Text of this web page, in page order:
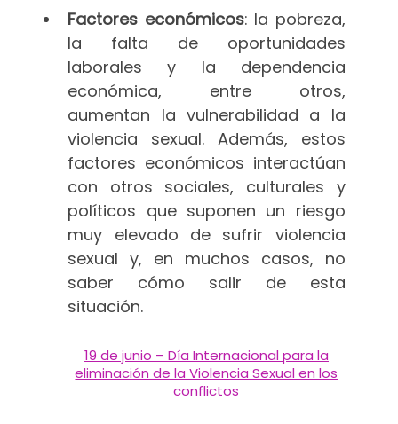
Factores económicos: la pobreza,
la falta de oportunidades
laborales y la dependencia
económica, entre otros,
aumentan la vulnerabilidad a la
violencia sexual. Además, estos
factores económicos interactúan
con otros sociales, culturales y
políticos que suponen un riesgo
muy elevado de sufrir violencia
sexual y, en muchos casos, no
saber cómo salir de esta
situación.
19 de junio – Día Internacional para la
eliminación de la Violencia Sexual en los
conflictos